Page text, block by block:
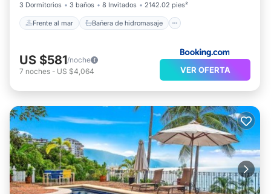
3 Dormitorios
3 baños 8 Invitados 2142.02 pies²
Frente al mar Bañera de hidromasaje
US $581/noche
7 noches - US $4,064 VER OFERTA